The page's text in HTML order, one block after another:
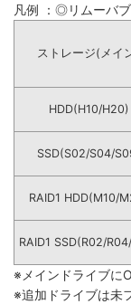
凡例 ：◎リムーバ
ストレージ(メイ
HDD(H10/H20)
SSD(S02/S04/
RAID1 HDD(M10/
RAID1 SSD(R02/
※メインドライブに
※追加ドライブは未